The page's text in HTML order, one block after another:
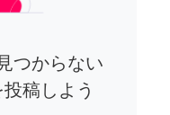
つからない
稿しよう